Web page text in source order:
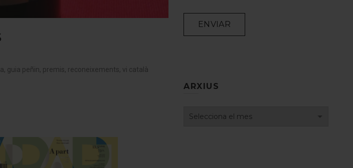
, guia peñin, premis, reconeixements, vi català
ARXIUS
Arxius